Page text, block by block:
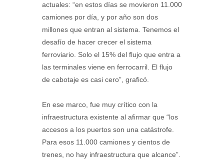
actuales: “en estos días se movieron 11.000
camiones por día, y por año son dos
millones que entran al sistema. Tenemos el
desafío de hacer crecer el sistema
ferroviario. Solo el 15% del flujo que entra a
las terminales viene en ferrocarril. El flujo
de cabotaje es casi cero”, graficó.
En ese marco, fue muy crítico con la
infraestructura existente al afirmar que “los
accesos a los puertos son una catástrofe.
Para esos 11.000 camiones y cientos de
trenes, no hay infraestructura que alcance”.